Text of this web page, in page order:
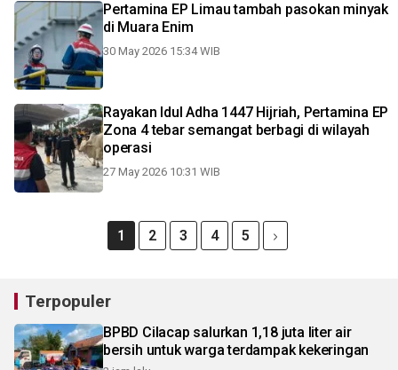
Pertamina EP Limau tambah pasokan minyak
di Muara Enim
30 May 2026 15:34 WIB
Rayakan Idul Adha 1447 Hijriah, Pertamina EP
Zona 4 tebar semangat berbagi di wilayah
operasi
27 May 2026 10:31 WIB
1 2 3 4 5
Terpopuler
BPBD Cilacap salurkan 1,18 juta liter air
bersih untuk warga terdampak kekeringan